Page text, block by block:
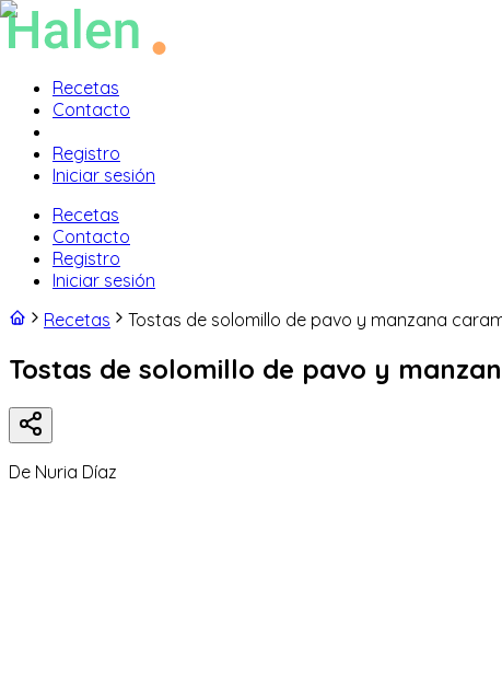
Recetas
Contacto
Registro
Iniciar sesión
Recetas
Contacto
Registro
Iniciar sesión
Recetas
Tostas de solomillo de pavo y manzana
Tostas de solomillo de pavo y
De Nuria Díaz